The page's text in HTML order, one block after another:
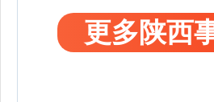
更多陕西